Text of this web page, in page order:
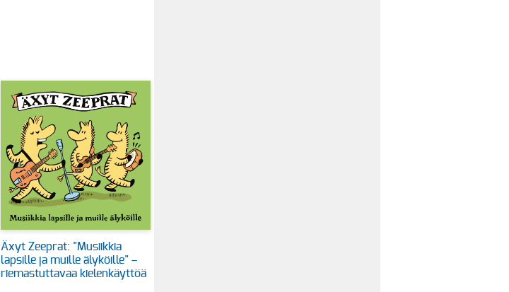
Äxyt Zeeprat: "Musiikkia
lapsille ja muille älyköille" –
riemastuttavaa kielenkäyttöä